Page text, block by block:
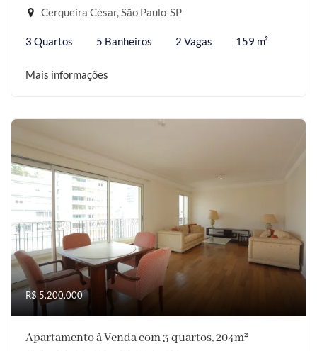
Cerqueira César, São Paulo-SP
3 Quartos 5 Banheiros 2 Vagas 159 m²
Mais informações
R$ 5.200.000
Apartamento à Venda com 3 quartos, 204m²